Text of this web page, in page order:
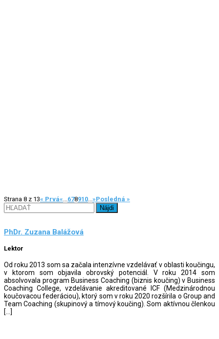
Strana 8 z 13« Prvá« 678910 »Posledná »
Hľadať:
PhDr. Zuzana Balážová
Lektor
Od roku 2013 som sa začala intenzívne vzdelávať v oblasti koučingu,
v ktorom som objavila obrovský potenciál. V roku 2014 som
absolvovala program Business Coaching (biznis koučing) v Business
Coaching College, vzdelávanie akreditované ICF (Medzinárodnou
koučovacou federáciou), ktorý som v roku 2020 rozšírila o Group and
Team Coaching (skupinový a tímový koučing). Som aktívnou členkou
[…]